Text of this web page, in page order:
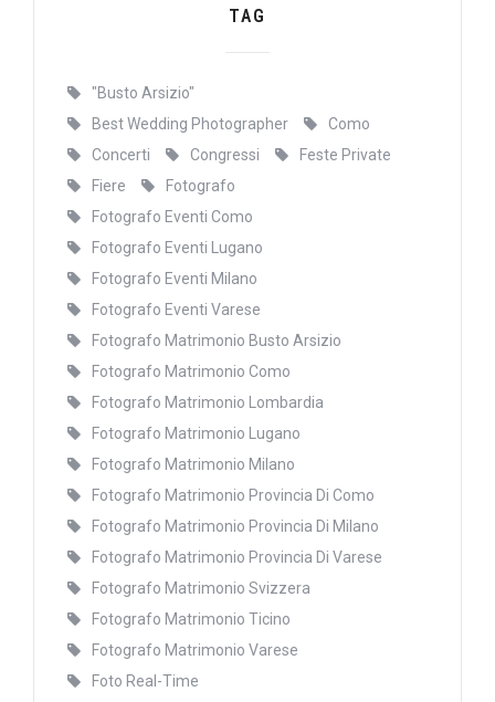
TAG
"Busto Arsizio"
Best Wedding Photographer
Como
Concerti
Congressi
Feste Private
Fiere
Fotografo
Fotografo Eventi Como
Fotografo Eventi Lugano
Fotografo Eventi Milano
Fotografo Eventi Varese
Fotografo Matrimonio Busto Arsizio
Fotografo Matrimonio Como
Fotografo Matrimonio Lombardia
Fotografo Matrimonio Lugano
Fotografo Matrimonio Milano
Fotografo Matrimonio Provincia Di Como
Fotografo Matrimonio Provincia Di Milano
Fotografo Matrimonio Provincia Di Varese
Fotografo Matrimonio Svizzera
Fotografo Matrimonio Ticino
Fotografo Matrimonio Varese
Foto Real-Time